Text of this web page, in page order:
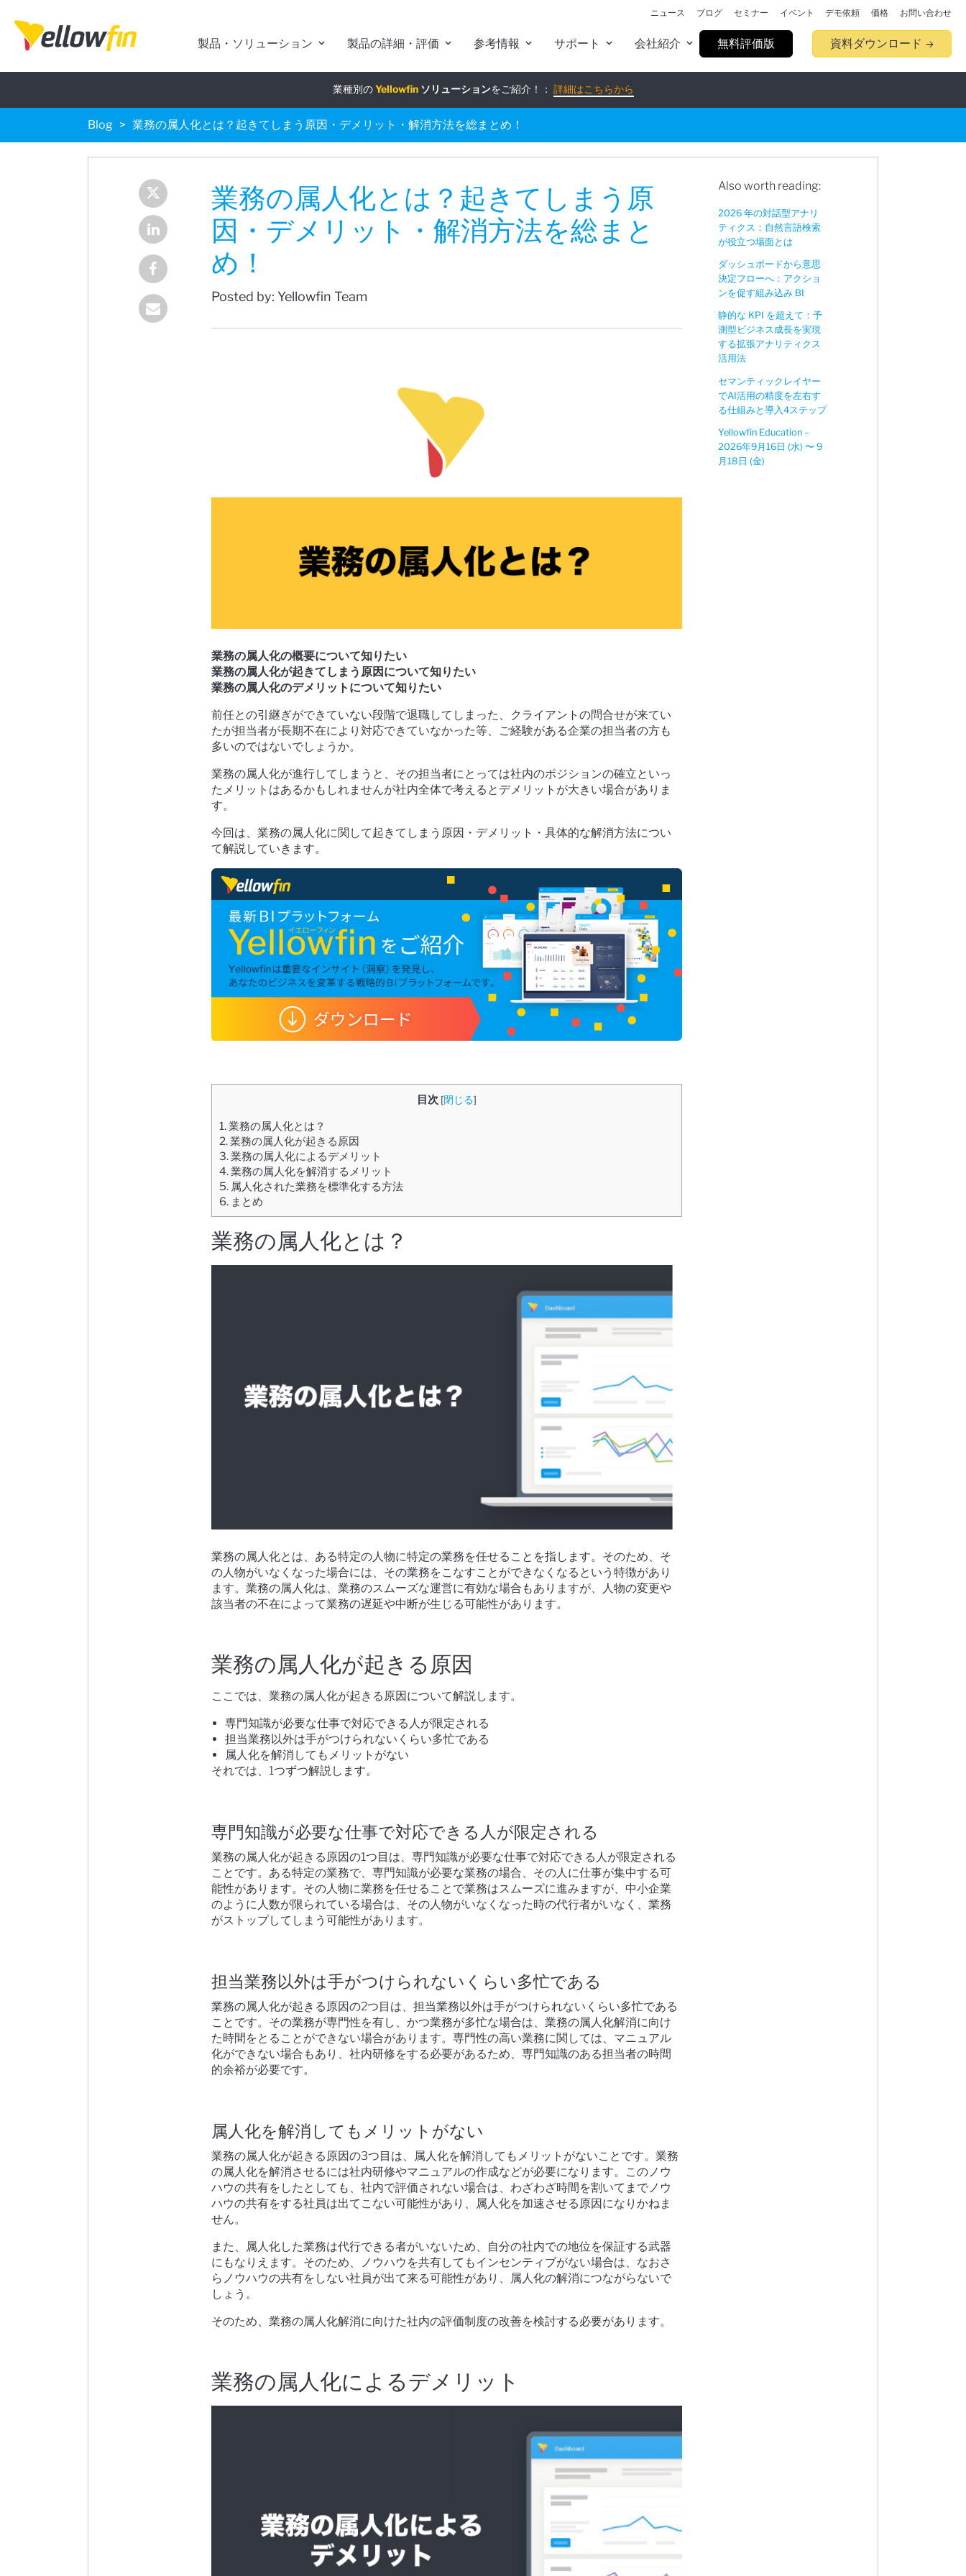
製品・ソリューション 製品の詳細・評価 参考情報 サポート 会社紹介 無料評価版 資料ダウンロード
ニュース ブログ セミナー イベント デモ依頼 価格 お問い合わせ
業種別のYellowfinソリューションをご紹介！： 詳細はこちらから
組み込みアナリティクス究極ガイド：詳細はこちらから
Blog 業務の属人化とは？起きてしまう原因・デメリット・解消方法を総まとめ！
業務の属人化とは？起きてしまう原
因・デメリット・解消方法を総まと
め！
Posted by: Yellowfin Team
業務の属人化の概要について知りたい
業務の属人化が起きてしまう原因について知りたい
業務の属人化のデメリットについて知りたい
前任との引継ぎができていない段階で退職してしまった、クライアントの問合せが来てい
たが担当者が長期不在により対応できていなかった等、ご経験がある企業の担当者の方も
多いのではないでしょうか。
業務の属人化が進行してしまうと、その担当者にとっては社内のポジションの確立といっ
たメリットはあるかもしれませんが社内全体で考えるとデメリットが大きい場合がありま
す。
今回は、業務の属人化に関して起きてしまう原因・デメリット・具体的な解消方法につい
て解説していきます。
目次 [閉じる]
1.業務の属人化とは？
2.業務の属人化が起きる原因
3.業務の属人化によるデメリット
4.業務の属人化を解消するメリット
5.属人化された業務を標準化する方法
6.まとめ
業務の属人化とは？
業務の属人化とは、ある特定の人物に特定の業務を任せることを指します。そのため、そ
の人物がいなくなった場合には、その業務をこなすことができなくなるという特徴があり
ます。業務の属人化は、業務のスムーズな運営に有効な場合もありますが、人物の変更や
該当者の不在によって業務の遅延や中断が生じる可能性があります。
業務の属人化が起きる原因
ここでは、業務の属人化が起きる原因について解説します。
専門知識が必要な仕事で対応できる人が限定される
担当業務以外は手がつけられないくらい多忙である
属人化を解消してもメリットがない
それでは、1つずつ解説します。
専門知識が必要な仕事で対応できる人が限定される
業務の属人化が起きる原因の1つ目は、専門知識が必要な仕事で対応できる人が限定される
ことです。ある特定の業務で、専門知識が必要な業務の場合、その人に仕事が集中する可
能性があります。その人物に業務を任せることで業務はスムーズに進みますが、中小企業
のように人数が限られている場合は、その人物がいなくなった時の代行者がいなく、業務
がストップしてしまう可能性があります。
担当業務以外は手がつけられないくらい多忙である
業務の属人化が起きる原因の2つ目は、担当業務以外は手がつけられないくらい多忙である
ことです。その業務が専門性を有し、かつ業務が多忙な場合は、業務の属人化解消に向け
た時間をとることができない場合があります。専門性の高い業務に関しては、マニュアル
化ができない場合もあり、社内研修をする必要があるため、専門知識のある担当者の時間
的余裕が必要です。
属人化を解消してもメリットがない
業務の属人化が起きる原因の3つ目は、属人化を解消してもメリットがないことです。業務
の属人化を解消させるには社内研修やマニュアルの作成などが必要になります。このノウ
ハウの共有をしたとしても、社内で評価されない場合は、わざわざ時間を割いてまでノウ
ハウの共有をする社員は出てこない可能性があり、属人化を加速させる原因になりかねま
せん。
また、属人化した業務は代行できる者がいないため、自分の社内での地位を保証する武器
にもなりえます。そのため、ノウハウを共有してもインセンティブがない場合は、なおさ
らノウハウの共有をしない社員が出て来る可能性があり、属人化の解消につながらないで
しょう。
そのため、業務の属人化解消に向けた社内の評価制度の改善を検討する必要があります。
業務の属人化によるデメリット
Also worth reading:
2026 年の対話型アナリ
ティクス：自然言語検索
が役立つ場面とは
ダッシュボードから意思
決定フローへ：アクショ
ンを促す組み込み BI
静的な KPI を超えて：予
測型ビジネス成長を実現
する拡張アナリティクス
活用法
セマンティックレイヤー
でAI活用の精度を左右す
る仕組みと導入4ステップ
Yellowfin Education –
2026年9月16日 (水) 〜 9
月18日 (金)